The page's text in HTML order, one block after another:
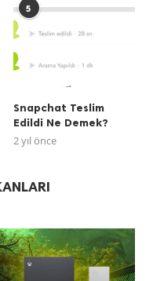
5
Snapchat Teslim
Edildi Ne Demek?
2 yıl önce